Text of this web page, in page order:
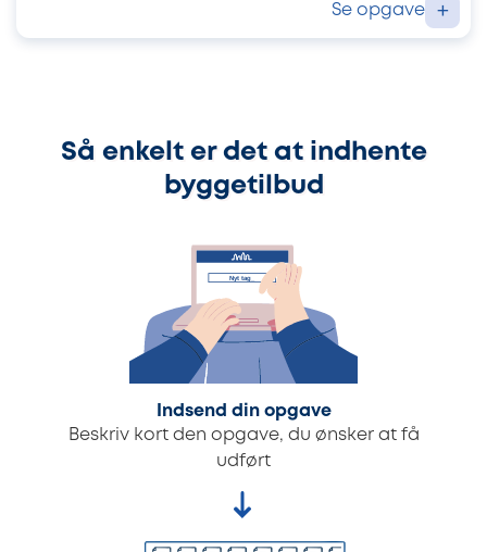
Se opgave +
Så enkelt er det at indhente
byggetilbud
Indsend din opgave
Beskriv kort den opgave, du ønsker at få
udført